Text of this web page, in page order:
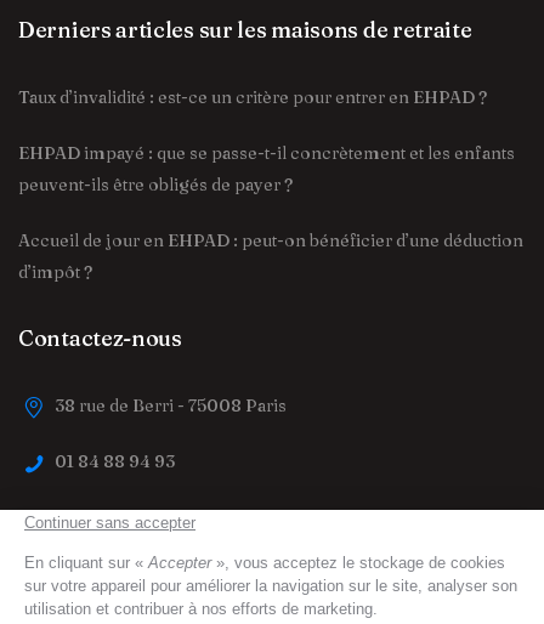
Derniers articles sur les maisons de retraite
Taux d’invalidité : est-ce un critère pour entrer en EHPAD ?
EHPAD impayé : que se passe-t-il concrètement et les enfants
peuvent-ils être obligés de payer ?
Accueil de jour en EHPAD : peut-on bénéficier d’une déduction
d’impôt ?
Contactez-nous
38 rue de Berri - 75008 Paris
01 84 88 94 93
contact@trouver-maison-de-retraite.fr